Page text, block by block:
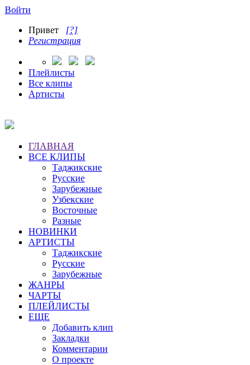
Войти
Привет [?]
Регистрация
Плейлисты
Все клипы
Артисты
ГЛАВНАЯ
ВСЕ КЛИПЫ
Таджикские
Русские
Зарубежные
Узбекские
Восточные
Разные
НОВИНКИ
АРТИСТЫ
Таджикские
Русские
Зарубежные
ЖАНРЫ
ЧАРТЫ
ПЛЕЙЛИСТЫ
ЕЩЕ
Добавить клип
Закладки
Комментарии
О проекте